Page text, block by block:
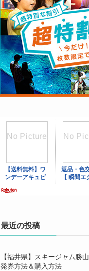
最近の投稿
【福井県】スキージャム勝
発券方法＆購入方法